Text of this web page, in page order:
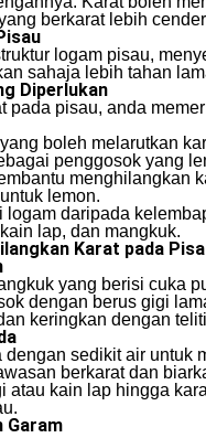
berkarat lebih
logam pisau,
sahaja lebih tahan
Diperlukan
pada pisau, anda
boleh melarutkan
penggosok yang
menghilangkan
lemon.
logam daripada
lap, dan mangkuk.
Karat pada
yang berisi cuka
dengan berus gigi
keringkan dengan
sedikit air untuk
berkarat dan
atau kain lap hingga
Garam